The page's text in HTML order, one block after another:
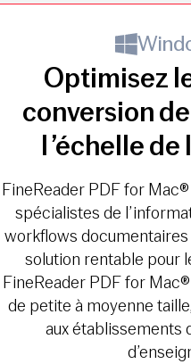
Optimisez
conversion
l’échelle de
FineReader PDF for
spécialistes de
workflows documentaires
solution rentable pour
FineReader PDF for
de petite à moyenne
aux établissements